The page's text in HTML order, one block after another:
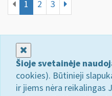
1 2 3
Šioje svetainėje
cookies). Būtinieji
ir jiems nėra reikalingas